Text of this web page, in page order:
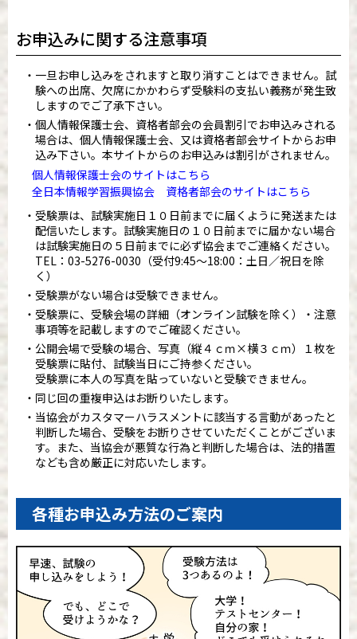
お申込みに関する注意事項
一旦お申し込みをされますと取り消すことはできません。試
験への出席、欠席にかかわらず受験料の支払い義務が発生致
しますのでご了承下さい。
個人情報保護士会、資格者部会の会員割引でお申込みされる
場合は、個人情報保護士会、又は資格者部会サイトからお申
込み下さい。本サイトからのお申込みは割引がされません。
個人情報保護士会のサイトはこちら
全日本情報学習振興協会 資格者部会のサイトはこちら
受験票は、試験実施日１０日前までに届くように発送または
配信いたします。試験実施日の１０日前までに届かない場合
は試験実施日の５日前までに必ず協会までご連絡ください。
TEL： 03-5276-0030 （受付9:45～18:00：土日／祝日を除
く）
受験票がない場合は受験できません。
受験票に、受験会場の詳細（オンライン試験を除く）・注意
事項等を記載しますのでご確認ください。
公開会場で受験の場合、写真（縦４ｃｍ×横３ｃｍ）１枚を
受験票に貼付、試験当日にご持参ください。
受験票に本人の写真を貼っていないと受験できません。
同じ回の重複申込はお断りいたします。
当協会がカスタマーハラスメントに該当する言動があったと
判断した場合、受験をお断りさせていただくことがございま
す。また、当協会が悪質な行為と判断した場合は、法的措置
なども含め厳正に対応いたします。
各種お申込み方法のご案内